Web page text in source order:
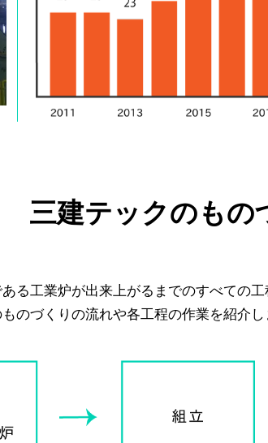
三建テックのもの
る工業炉が出来上がるまでのすべての
のづくりの流れや各工程の作業を紹介し